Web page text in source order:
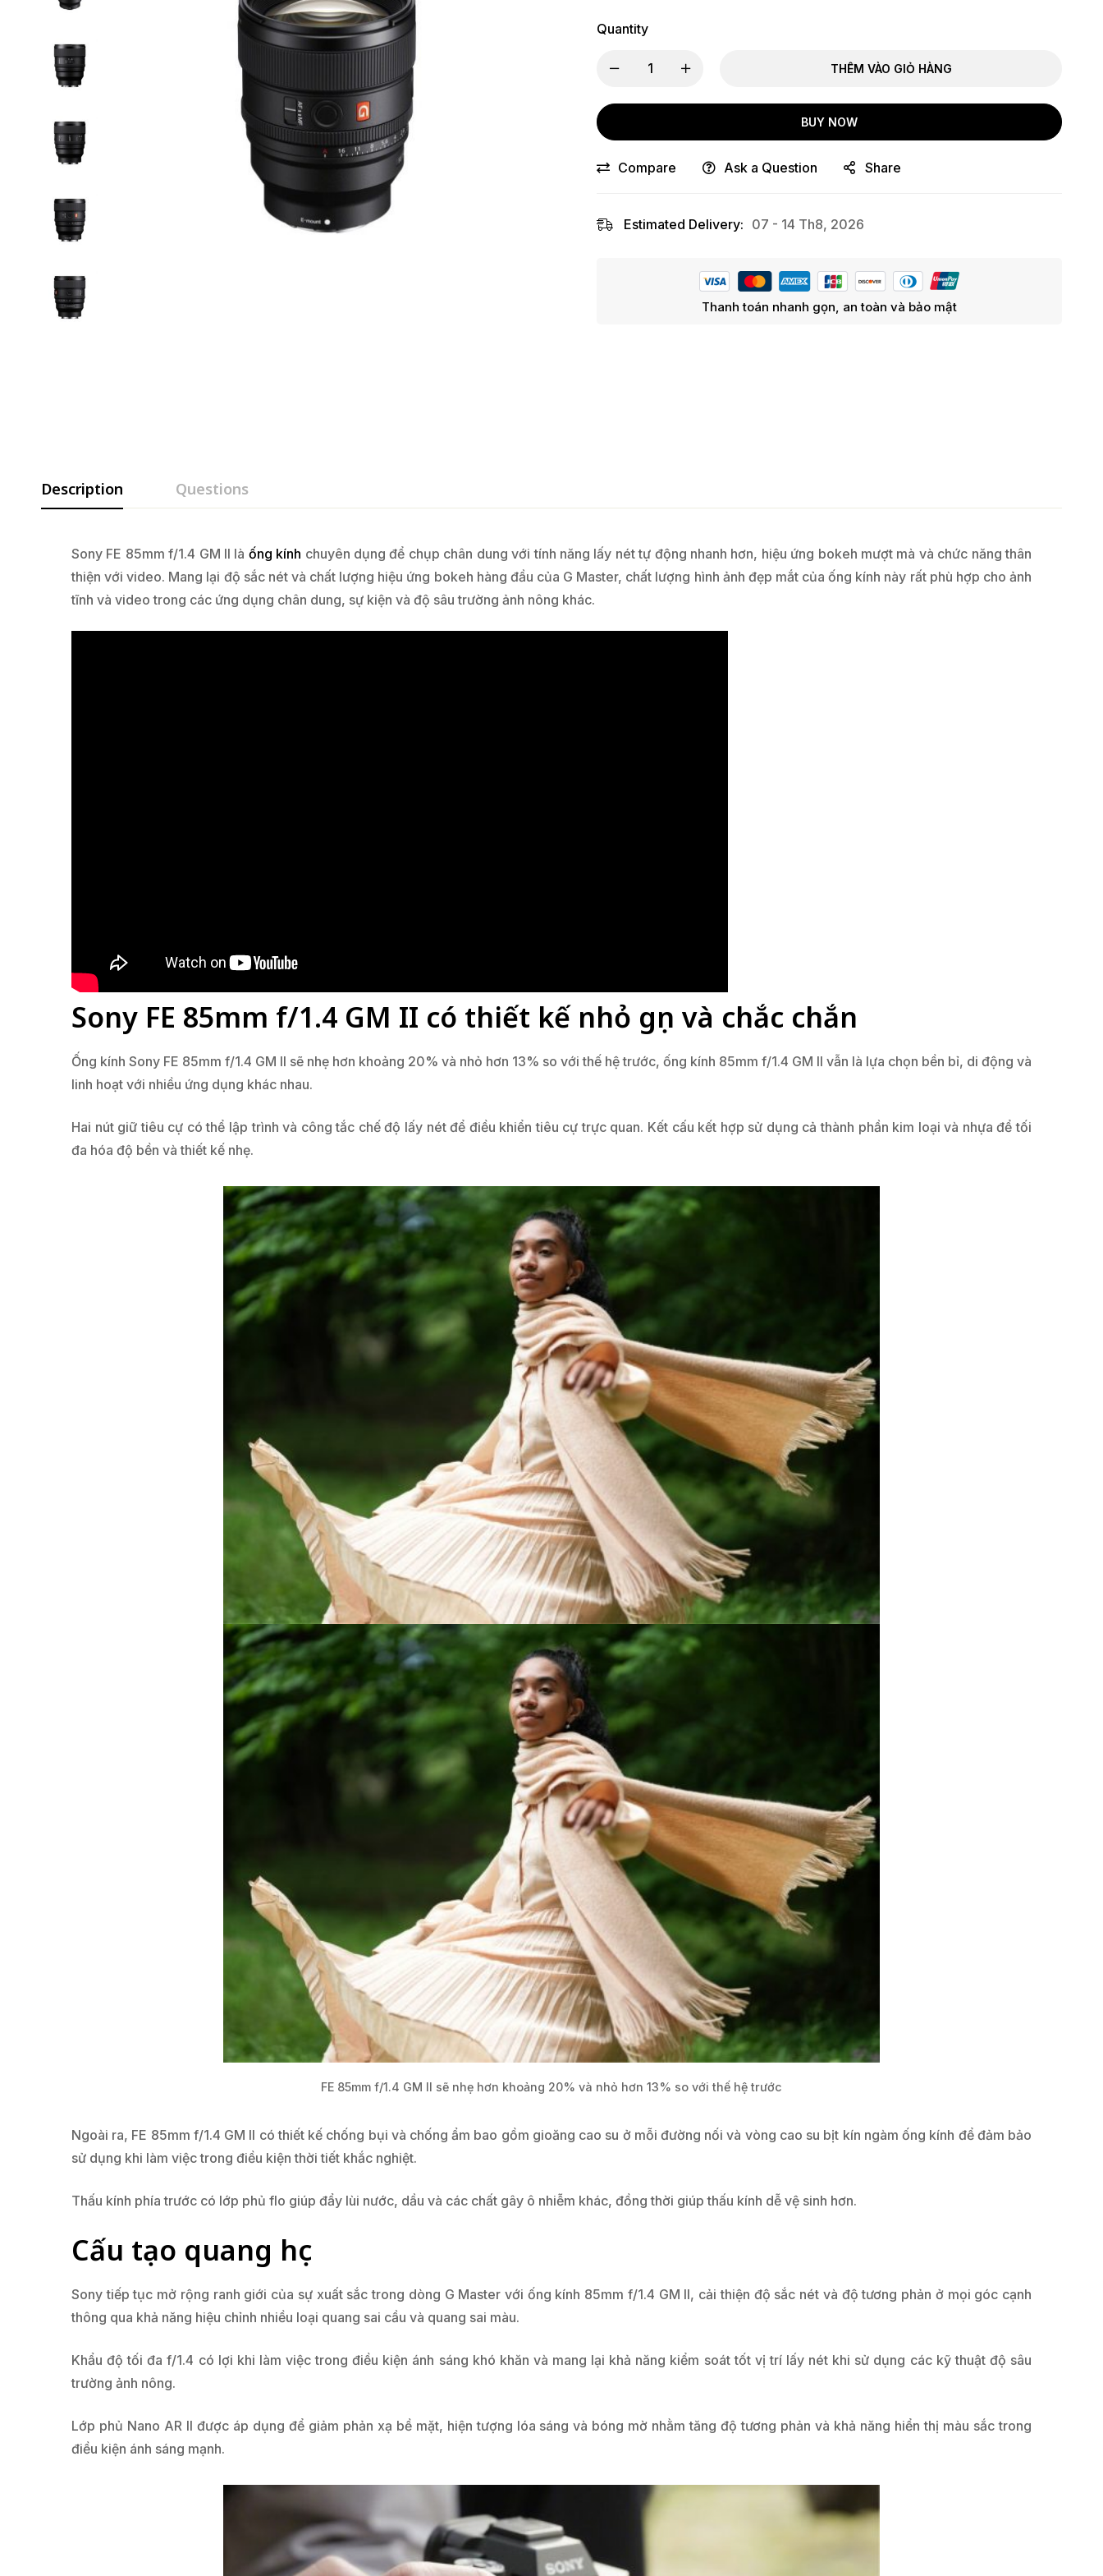
Quantity
THÊM VÀO GIỎ HÀNG
BUY NOW
Compare Ask a Question Share
Estimated Delivery: 07 - 14 Th8, 2026
Thanh toán nhanh gọn, an toàn và bảo mật
Description Questions
Sony FE 85mm f/1.4 GM II là ống kính chuyên dụng để chụp chân dung với tính năng lấy nét tự động nhanh hơn, hiệu ứng bokeh mượt mà và chức năng thân
thiện với video. Mang lại độ sắc nét và chất lượng hiệu ứng bokeh hàng đầu của G Master, chất lượng hình ảnh đẹp mắt của ống kính này rất phù hợp cho ảnh
tĩnh và video trong các ứng dụng chân dung, sự kiện và độ sâu trường ảnh nông khác.
Sony FE 85mm f/1.4 GM II có thiết kế nhỏ gọn và chắc chắn
Ống kính Sony FE 85mm f/1.4 GM II sẽ nhẹ hơn khoảng 20% ​​và nhỏ hơn 13% so với thế hệ trước, ống kính 85mm f/1.4 GM II vẫn là lựa chọn bền bỉ, di động và
linh hoạt với nhiều ứng dụng khác nhau.
Hai nút giữ tiêu cự có thể lập trình và công tắc chế độ lấy nét để điều khiển tiêu cự trực quan. Kết cấu kết hợp sử dụng cả thành phần kim loại và nhựa để tối
đa hóa độ bền và thiết kế nhẹ.
FE 85mm f/1.4 GM II sẽ nhẹ hơn khoảng 20% ​​và nhỏ hơn 13% so với thế hệ trước
Ngoài ra, FE 85mm f/1.4 GM II có thiết kế chống bụi và chống ẩm bao gồm gioăng cao su ở mỗi đường nối và vòng cao su bịt kín ngàm ống kính để đảm bảo
sử dụng khi làm việc trong điều kiện thời tiết khắc nghiệt.
Thấu kính phía trước có lớp phủ flo giúp đẩy lùi nước, dầu và các chất gây ô nhiễm khác, đồng thời giúp thấu kính dễ vệ sinh hơn.
Cấu tạo quang học
Sony tiếp tục mở rộng ranh giới của sự xuất sắc trong dòng G Master với ống kính 85mm f/1.4 GM II, cải thiện độ sắc nét và độ tương phản ở mọi góc cạnh
thông qua khả năng hiệu chỉnh nhiều loại quang sai cầu và quang sai màu.
Khẩu độ tối đa f/1.4 có lợi khi làm việc trong điều kiện ánh sáng khó khăn và mang lại khả năng kiểm soát tốt vị trí lấy nét khi sử dụng các kỹ thuật độ sâu
trường ảnh nông.
Lớp phủ Nano AR II được áp dụng để giảm phản xạ bề mặt, hiện tượng lóa sáng và bóng mờ nhằm tăng độ tương phản và khả năng hiển thị màu sắc trong
điều kiện ánh sáng mạnh.